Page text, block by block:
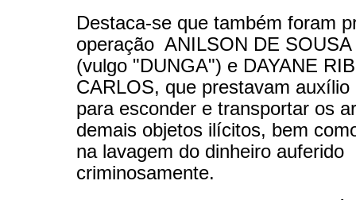
Destaca-se que também foram
operação ANILSON DE
(vulgo "DUNGA") e DAYANE
CARLOS, que prestavam
para esconder e transportar os
demais objetos ilícitos, bem
na lavagem do dinheiro auferido
criminosamente.